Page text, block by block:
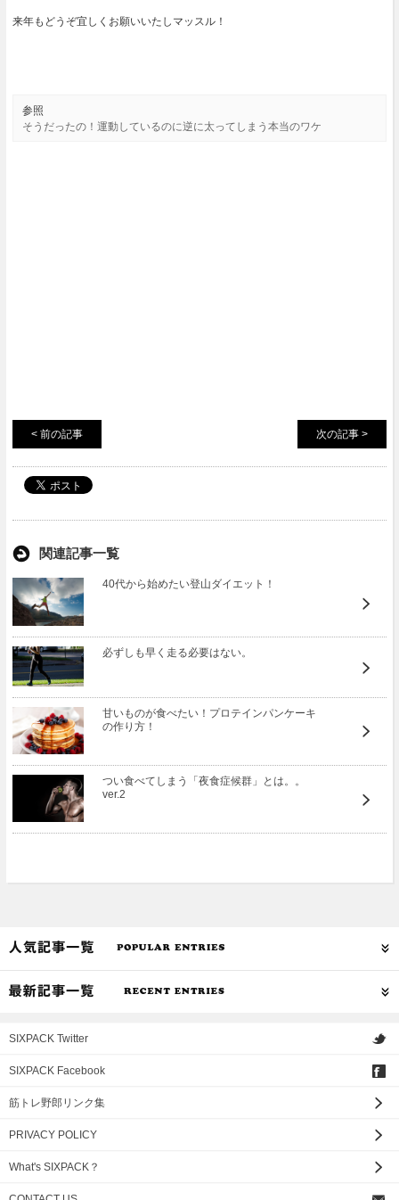
来年もどうぞ宜しくお願いいたしマッスル！
参照
そうだったの！運動しているのに逆に太ってしまう本当のワケ
< 前の記事 次の記事 >
関連記事一覧
40代から始めたい登山ダイエット！
必ずしも早く走る必要はない。
甘いものが食べたい！プロテインパンケーキ
の作り方！
つい食べてしまう「夜食症候群」とは。。
ver.2
SIXPACK Twitter
SIXPACK Facebook
筋トレ野郎リンク集
PRIVACY POLICY
What's SIXPACK？